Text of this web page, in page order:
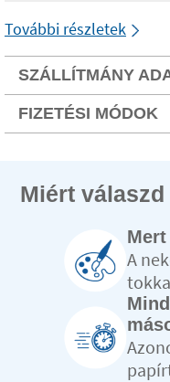
További részletek
SZÁLLÍTMÁNY
FIZETÉSI MÓDOK
Miért
A